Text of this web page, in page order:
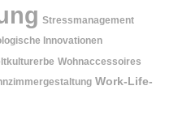
Stressmanagement
Innovationen
Wohnaccessoires
Work-Life-